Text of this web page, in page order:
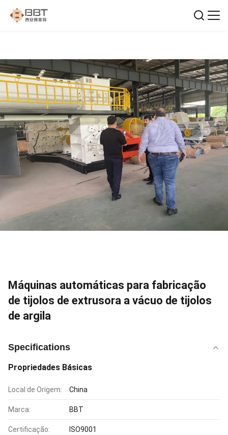
Máquinas automáticas para fabricação
de tijolos de extrusora a vácuo de tijolos
de argila
Specifications
Propriedades Básicas
Local de Origem: China
Marca: BBT
Certificação: ISO9001